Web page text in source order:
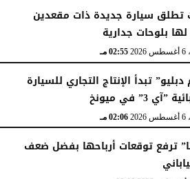
تطلق سيارة جديدة ذات مقعدين
بلوحات جدارية
02:55 مـ
تبدأ الإنتاج التجاري للسيارة
3” في ميونخ
02:06 مـ
ترفع توقعات أرباحها بفضل ضعف